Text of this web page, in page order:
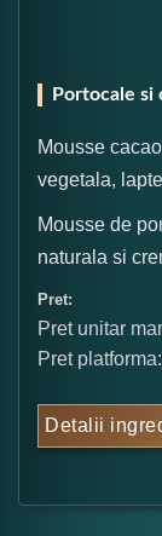
Portocale si
Mousse
vegetala, lapte
Mousse de
naturala si
Pret:
Pret unitar
Pret
Detalii